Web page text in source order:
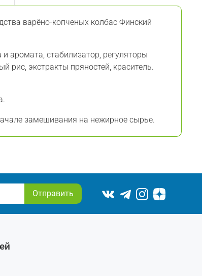
варёно-копченых колбас Финский
аромата, стабилизатор, регуляторы
рис, экстракты пряностей, краситель.
замешивания на нежирное сырье.
Отправить